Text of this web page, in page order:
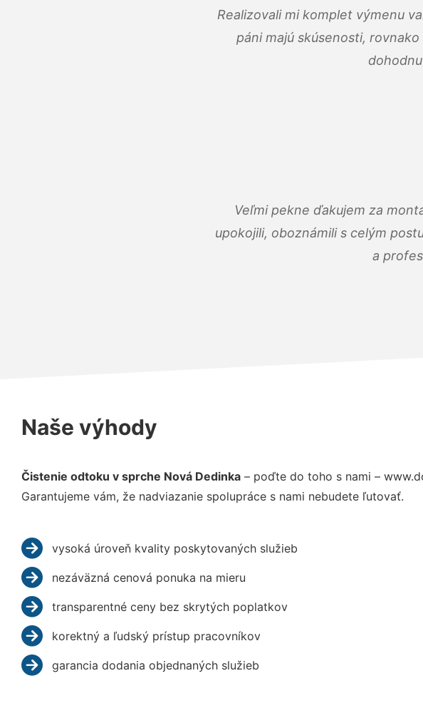
Realizovali mi komplet výmenu
páni majú skúsenosti,
Veľmi pekne ďakujem za
upokojili, oboznámili s celým
a
Naše výhody
Čistenie odtoku v sprche Nová Dedinka – poďte do toho s nami –
Garantujeme vám, že nadviazanie spolupráce s nami nebudete ľutovať.
vysoká úroveň kvality poskytovaných služieb
nezáväzná cenová ponuka na mieru
transparentné ceny bez skrytých poplatkov
korektný a ľudský prístup pracovníkov
garancia dodania objednaných služieb